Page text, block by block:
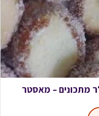
מתכונים – מאסטר